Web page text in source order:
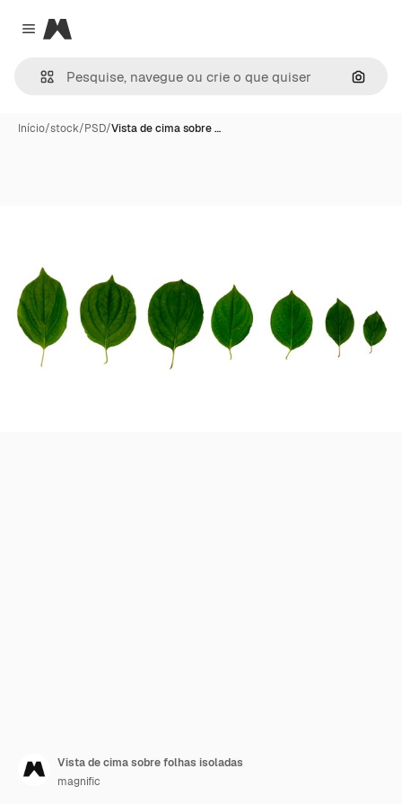
Close menu
Magnific
Início/stock/PSD/Vista de cima sobre …
Vista de cima sobre folhas isoladas
magnific